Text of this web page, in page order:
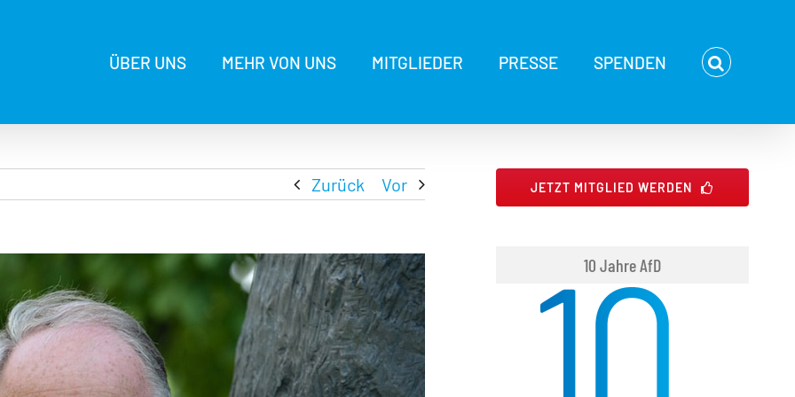
ÜBER UNS MEHR VON UNS MITGLIEDER PRESSE SPENDEN
Zurück Vor JETZT MITGLIED WERDEN
10 Jahre AfD